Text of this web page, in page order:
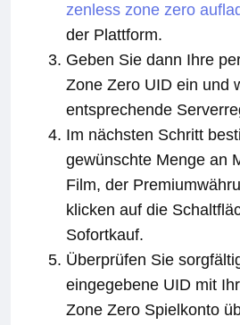
zenless zone zero
der Plattform.
Geben Sie dann Ihre
Zone Zero UID ein und
entsprechende
Im nächsten Schritt
gewünschte Menge an
Film, der
klicken auf die
Sofortkauf.
Überprüfen Sie
eingegebene UID mit
Zone Zero Spielkonto